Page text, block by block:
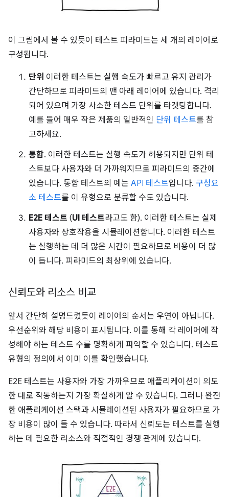
이 그림에서 볼 수 있듯이 테스트 피라미드는 세 개의 레이어로
구성됩니다.
단위 이러한 테스트는 실행 속도가 빠르고 유지 관리가
간단하므로 피라미드의 맨 아래 레이어에 있습니다. 격리
되어 있으며 가장 사소한 테스트 단위를 타겟팅합니다.
예를 들어 매우 작은 제품의 일반적인 단위 테스트를 참
고하세요.
통합. 이러한 테스트는 실행 속도가 허용되지만 단위 테
스트보다 사용자와 더 가까워지므로 피라미드의 중간에
있습니다. 통합 테스트의 예는 API 테스트입니다. 구성요
소 테스트를 이 유형으로 분류할 수도 있습니다.
E2E 테스트 (UI 테스트라고도 함). 이러한 테스트는 실제
사용자와 상호작용을 시뮬레이션합니다. 이러한 테스트
는 실행하는 데 더 많은 시간이 필요하므로 비용이 더 많
이 듭니다. 피라미드의 최상위에 있습니다.
신뢰도와 리소스 비교
앞서 간단히 설명드렸듯이 레이어의 순서는 우연이 아닙니다.
우선순위와 해당 비용이 표시됩니다. 이를 통해 각 레이어에 작
성해야 하는 테스트 수를 명확하게 파악할 수 있습니다. 테스트
유형의 정의에서 이미 이를 확인했습니다.
E2E 테스트는 사용자와 가장 가까우므로 애플리케이션이 의도
한 대로 작동하는지 가장 확실하게 알 수 있습니다. 그러나 완전
한 애플리케이션 스택과 시뮬레이션된 사용자가 필요하므로 가
장 비용이 많이 들 수 있습니다. 따라서 신뢰도는 테스트를 실행
하는 데 필요한 리소스와 직접적인 경쟁 관계에 있습니다.